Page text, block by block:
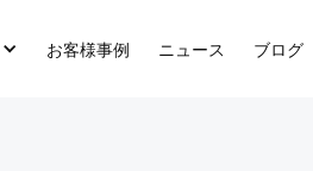
お客様事例 ニュース ブログ